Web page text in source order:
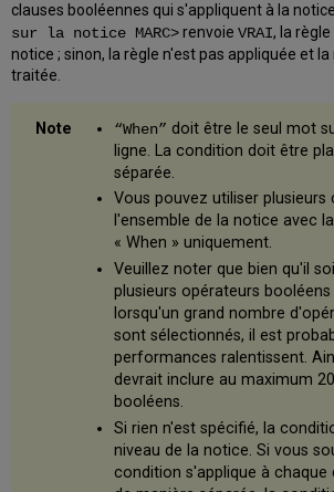
clauses booléennes qui s'appliquent à la
sur la notice MARC>renvoieVRAI, la
notice ; sinon, la règle n'est pas appliquée et
traitée.
“When” doit être le seul mot
ligne. La condition doit être
séparée.
Vous pouvez utiliser plusieurs
l'ensemble de la notice avec
« When » uniquement.
Veuillez noter que bien qu'il
plusieurs opérateurs booléens
lorsqu'un grand nombre
sont sélectionnés, il est
performances ralentissent.
devrait inclure au maximum
booléens.
Si rien n'est spécifié, la
niveau de la notice. Si vous
condition s'applique à chaque